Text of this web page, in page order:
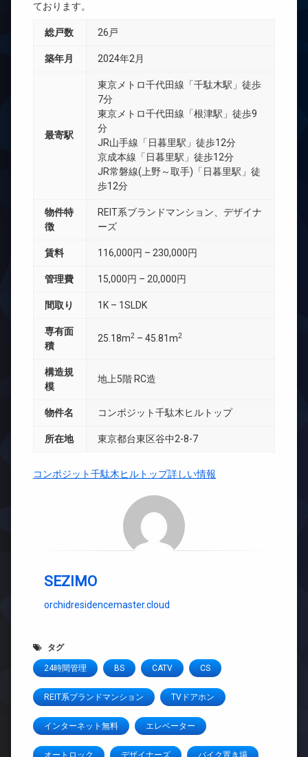
ております。
総戸数 26戸
築年月 2024年2月
最寄駅
東京メトロ千代田線「千駄木駅」徒歩
7分
東京メトロ千代田線「根津駅」徒歩9
分
JR山手線「日暮里駅」徒歩12分
京成本線「日暮里駅」徒歩12分
JR常磐線(上野～取手)「日暮里駅」徒
歩12分
物件特
徴
REIT系ブランドマンション、デザイナ
ーズ
賃料 116,000円 – 230,000円
管理費 15,000円 – 20,000円
間取り 1K – 1SLDK
専有面
積
25.18m2 – 45.81m2
構造規
模
地上5階 RC造
物件名 コンポジット千駄木ヒルトップ
所在地 東京都台東区谷中2-8-7
コンポジット千駄木ヒルトップ詳しい情報
SEZIMO
orchidresidencemaster.cloud
タグ
24時間管理 BS CATV CS
REIT系ブランドマンション TVドアホン
インターネット無料 エレベーター
オートロック デザイナーズ バイク置き場